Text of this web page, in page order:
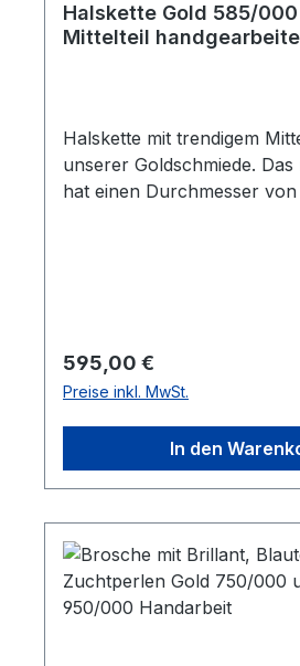
Halskette Gold 585/
Mittelteil
Halskette mit trendigem
unserer Goldschmiede.
hat einen Durchmesser von
Regulärer Preis:
595,00 €
Preise inkl. MwSt.
In den